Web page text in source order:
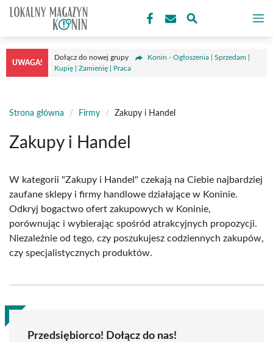
Przejdź
treści
UWAGA!
Dołącz do nowej grupy
Konin - Ogłoszenia | Sprzedam |
Kupię | Zamienię | Praca
Strona główna / Firmy / Zakupy i Handel
Zakupy i Handel
W kategorii "Zakupy i Handel" czekają na Ciebie najbardziej
zaufane sklepy i firmy handlowe działające w Koninie.
Odkryj bogactwo ofert zakupowych w Koninie,
porównując i wybierając spośród atrakcyjnych propozycji.
Niezależnie od tego, czy poszukujesz codziennych zakupów,
czy specjalistycznych produktów.
Przedsiębiorco! Dołącz do nas!